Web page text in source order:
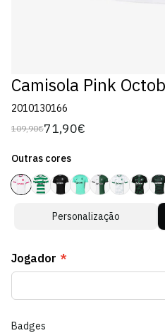
Camisola Pink
2010130166
Preço
109,90€
Preço
venda
71,90€
Outras cores
Personalização
Jogador *
Badges